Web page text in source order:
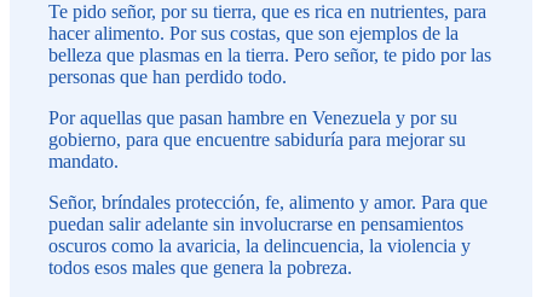
Te pido señor, por su tierra, que es rica en nutrientes, para
hacer alimento. Por sus costas, que son ejemplos de la
belleza que plasmas en la tierra. Pero señor, te pido por las
personas que han perdido todo.
Por aquellas que pasan hambre en Venezuela y por su
gobierno, para que encuentre sabiduría para mejorar su
mandato.
Señor, bríndales protección, fe, alimento y amor. Para que
puedan salir adelante sin involucrarse en pensamientos
oscuros como la avaricia, la delincuencia, la violencia y
todos esos males que genera la pobreza.